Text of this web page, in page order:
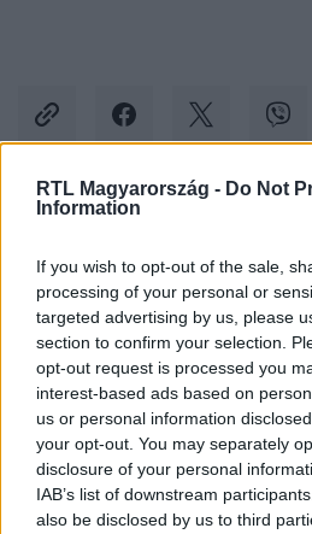
RTL Magyarország - Do Not
Information
If you wish to opt-out of the sale,
processing of your personal or
targeted advertising by us, please
section to confirm your selection.
opt-out request is processed you
interest-based ads based on
us or personal information
your opt-out. You may separately
disclosure of your personal
IAB’s list of downstream
also be disclosed by us to third
Facebookon is!
BOMBA
#JÓZSEFVÁROS # TŰZSZERÉSZEK